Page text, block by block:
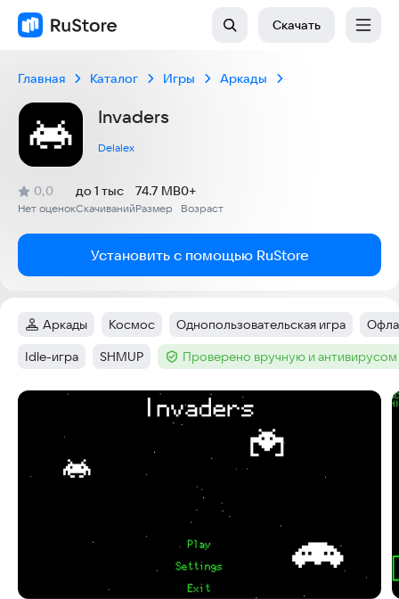
Скачать
Главная Каталог Игры Аркады
Invaders
Delalex
Рейтинг:
0,0
(
Нет оценок
)
Скачиваний
до 1 тыс
Размер
74.7 MB
Возраст
0+
Установить с помощью RuStore
Категория:
Аркады Тег:
Космос Тег:
Однопользовательская игра Тег:
Тег:
Idle-игра Тег:
SHMUP Тег :Проверено вручную и антивирусом
Скриншоты